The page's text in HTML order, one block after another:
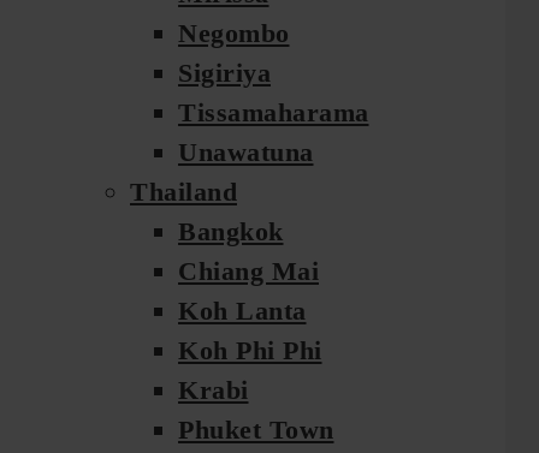
Negombo
Sigiriya
Tissamaharama
Unawatuna
Thailand
Bangkok
Chiang Mai
Koh Lanta
Koh Phi Phi
Krabi
Phuket Town